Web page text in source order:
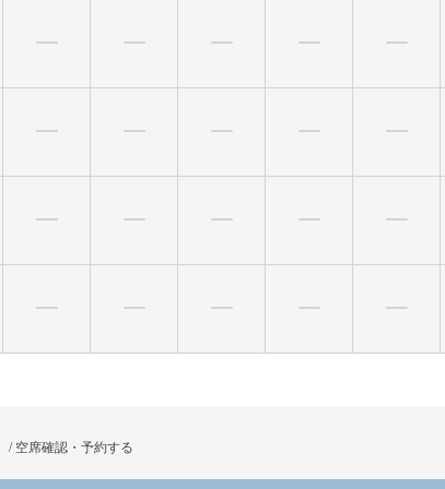
/ 空席確認・予約する